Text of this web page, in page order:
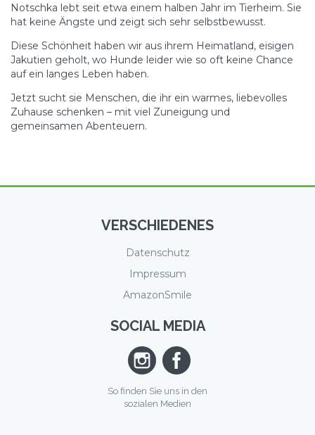
Notschka lebt seit etwa einem halben Jahr im Tierheim. Sie
hat keine Ängste und zeigt sich sehr selbstbewusst.
Diese Schönheit haben wir aus ihrem Heimatland, eisigen
Jakutien geholt, wo Hunde leider wie so oft keine Chance
auf ein langes Leben haben.
Jetzt sucht sie Menschen, die ihr ein warmes, liebevolles
Zuhause schenken – mit viel Zuneigung und
gemeinsamen Abenteuern.
VERSCHIEDENES
Datenschutz
Impressum
AmazonSmile
SOCIAL MEDIA
So finden Sie uns in den
sozialen Medien